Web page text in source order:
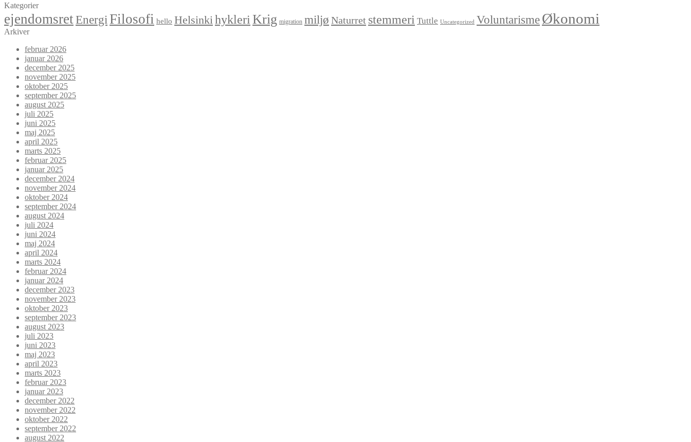
Kategorier
ejendomsretEnergi Filosofi hello Helsinki hykleri Krig migration miljø Naturret stemmeri Tuttle Uncategorized VoluntarismeØkonomi
Arkiver
februar 2026
januar 2026
december 2025
november 2025
oktober 2025
september 2025
august 2025
juli 2025
juni 2025
maj 2025
april 2025
marts 2025
februar 2025
januar 2025
december 2024
november 2024
oktober 2024
september 2024
august 2024
juli 2024
juni 2024
maj 2024
april 2024
marts 2024
februar 2024
januar 2024
december 2023
november 2023
oktober 2023
september 2023
august 2023
juli 2023
juni 2023
maj 2023
april 2023
marts 2023
februar 2023
januar 2023
december 2022
november 2022
oktober 2022
september 2022
august 2022